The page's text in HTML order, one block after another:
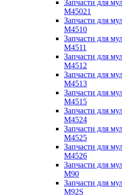
Запчасти для
M45021
Запчасти для
M4510
Запчасти для
M4511
Запчасти для
M4512
Запчасти для
M4513
Запчасти для
M4515
Запчасти для
M4524
Запчасти для
M4525
Запчасти для
M4526
Запчасти для
M90
Запчасти для
M92S